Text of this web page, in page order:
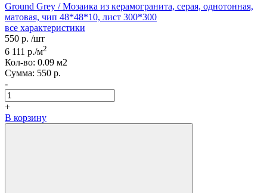
Ground Grey / Мозаика из керамогранита, серая, однотонная,
матовая, чип 48*48*10, лист 300*300
все характеристики
550 р. /шт
6 111 р./м2
Кол-вo: 0.09 м2
Сумма: 550 р.
-
+
В корзину